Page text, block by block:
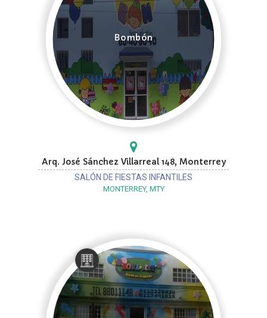
Bombón
Arq. José Sánchez Villarreal 148, Monterrey
SALÓN DE FIESTAS INFANTILES
MONTERREY, MTY